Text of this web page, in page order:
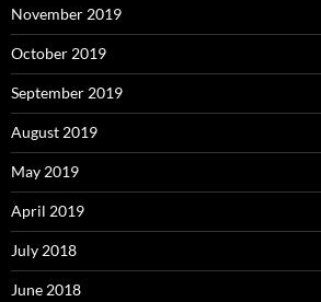
November 2019
October 2019
September 2019
August 2019
May 2019
April 2019
July 2018
June 2018